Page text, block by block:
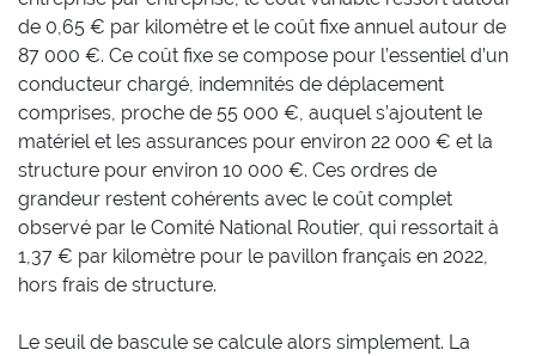
de 0,65 € par kilomètre et le coût fixe annuel autour de
87 000 €. Ce coût fixe se compose pour l’essentiel d’un
conducteur chargé, indemnités de déplacement
comprises, proche de 55 000 €, auquel s’ajoutent le
matériel et les assurances pour environ 22 000 € et la
structure pour environ 10 000 €. Ces ordres de
grandeur restent cohérents avec le coût complet
observé par le Comité National Routier, qui ressortait à
1,37 € par kilomètre pour le pavillon français en 2022,
hors frais de structure.
Le seuil de bascule se calcule alors simplement. La